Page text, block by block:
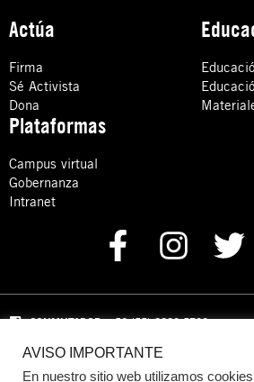
Actúa
Firma
Sé Activista
Dona
Plataformas
Campus virtual
Gobernanza
Intranet
CONMUTADOR: +52 (55) 8880 5730
Domicilio: Calle Hércules 13,
Benito Juárez, C.P. 03940 Ciudad
AVISO IMPORTANTE
En nuestro sitio web utilizamos